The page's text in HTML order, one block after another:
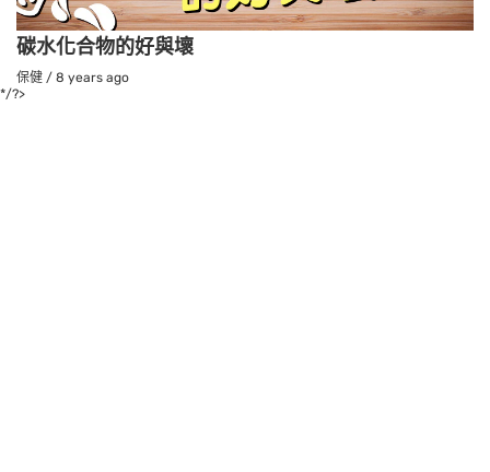
碳水化合物的好與壞
保健 / 8 years ago
*/?>